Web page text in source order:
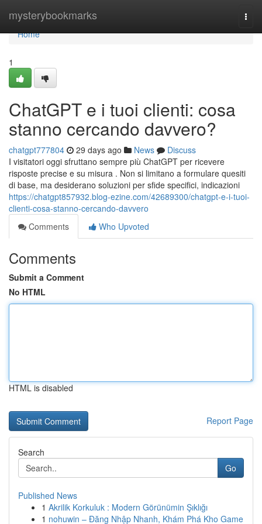
mysterybookmarks
Home
Home
1
ChatGPT e i tuoi clienti: cosa
stanno cercando davvero?
chatgpt777804 29 days ago News
Discuss
I visitatori oggi sfruttano sempre più ChatGPT per ricevere
risposte precise e su misura . Non si limitano a formulare quesiti
di base, ma desiderano soluzioni per sfide specifici, indicazioni
https://chatgpt857932.blog-ezine.com/42689300/chatgpt-e-i-tuoi-
clienti-cosa-stanno-cercando-davvero
Comments
Who Upvoted
Comments
Submit a Comment
No HTML
HTML is disabled
Report Page
Search
Go
Published News
1 Akrilik Korkuluk : Modern Görünümin Şıklığı
1 nohuwin – Đăng Nhập Nhanh, Khám Phá Kho Game